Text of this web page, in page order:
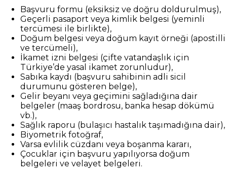
Başvuru formu (eksiksiz ve doğru doldurulmuş),
Geçerli pasaport veya kimlik belgesi (yeminli
tercümesi ile birlikte),
Doğum belgesi veya doğum kayıt örneği (apostilli
ve tercümeli),
İkamet izni belgesi (çifte vatandaşlık için
Türkiye’de yasal ikamet zorunludur),
Sabıka kaydı (başvuru sahibinin adli sicil
durumunu gösteren belge),
Gelir beyanı veya geçimini sağladığına dair
belgeler (maaş bordrosu, banka hesap dökümü
vb.),
Sağlık raporu (bulaşıcı hastalık taşımadığına dair),
Biyometrik fotoğraf,
Varsa evlilik cüzdanı veya boşanma kararı,
Çocuklar için başvuru yapılıyorsa doğum
belgeleri ve velayet belgeleri.